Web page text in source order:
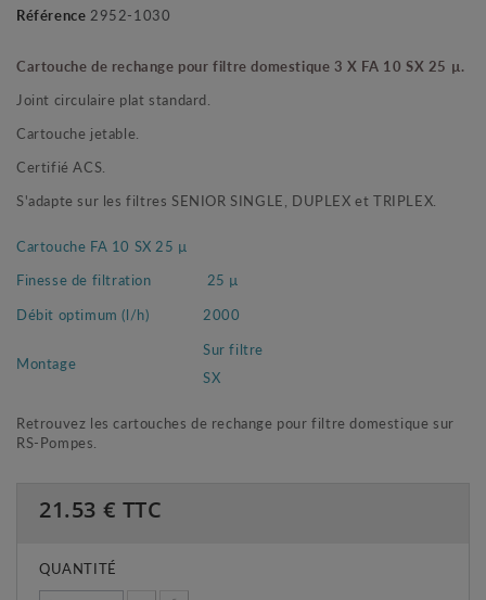
Référence 2952-1030
Cartouche de rechange pour filtre domestique 3 X FA 10 SX 25 µ.
Joint circulaire plat standard.
Cartouche jetable.
Certifié ACS.
S'adapte sur les filtres SENIOR SINGLE, DUPLEX et TRIPLEX.
Cartouche FA 10 SX 25 µ
Finesse de filtration
25 µ
Débit optimum (l/h)
2000
Montage
Sur filtre
SX
Retrouvez les cartouches de rechange pour filtre domestique sur
RS-Pompes.
21.53 € TTC
QUANTITÉ